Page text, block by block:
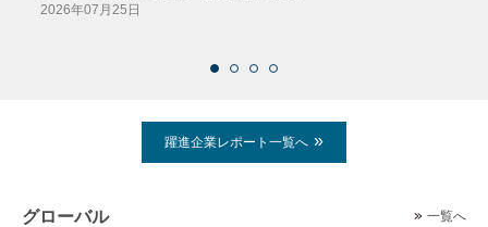
2026年07月25日
躍進企業レポート一覧へ
グローバル 一覧へ